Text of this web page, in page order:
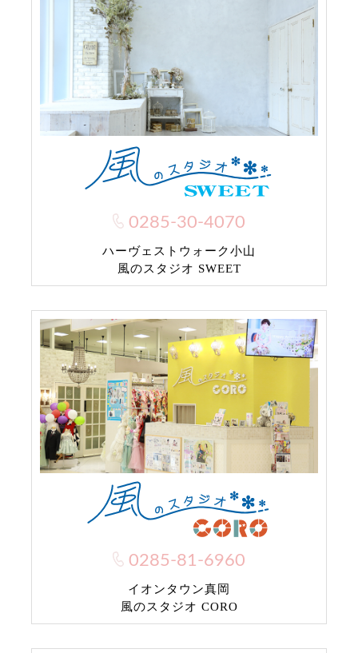
0285-30-4070
ハーヴェストウォーク小山
風のスタジオ SWEET
0285-81-6960
イオンタウン真岡
風のスタジオ CORO